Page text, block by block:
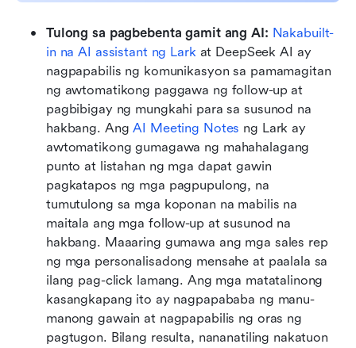
Tulong sa pagbebenta gamit ang AI: Nakabuilt-
in na AI assistant ng Lark at DeepSeek AI ay
nagpapabilis ng komunikasyon sa pamamagitan
ng awtomatikong paggawa ng follow-up at
pagbibigay ng mungkahi para sa susunod na
hakbang. Ang AI Meeting Notes ng Lark ay
awtomatikong gumagawa ng mahahalagang
punto at listahan ng mga dapat gawin
pagkatapos ng mga pagpupulong, na
tumutulong sa mga koponan na mabilis na
maitala ang mga follow-up at susunod na
hakbang. Maaaring gumawa ang mga sales rep
ng mga personalisadong mensahe at paalala sa
ilang pag-click lamang. Ang mga matatalinong
kasangkapang ito ay nagpapababa ng manu-
manong gawain at nagpapabilis ng oras ng
pagtugon. Bilang resulta, nananatiling nakatuon